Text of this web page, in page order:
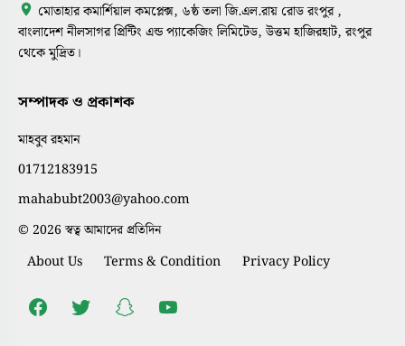
মোতাহার কমার্শিয়াল কমপ্লেক্স, ৬ষ্ঠ তলা জি.এল.রায় রোড রংপুর ,
বাংলাদেশ নীলসাগর প্রিন্টিং এন্ড প্যাকেজিং লিমিটেড, উত্তম হাজিরহাট, রংপুর
থেকে মুদ্রিত।
সম্পাদক ও প্রকাশক
মাহবুব রহমান
01712183915
mahabubt2003@yahoo.com
© 2026 স্বত্ব আমাদের প্রতিদিন
About Us Terms & Condition Privacy Policy